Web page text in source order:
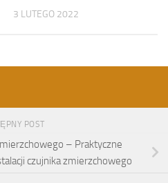
3 LUTEGO 2022
POST
– Praktyczne
czujnika zmierzchowego